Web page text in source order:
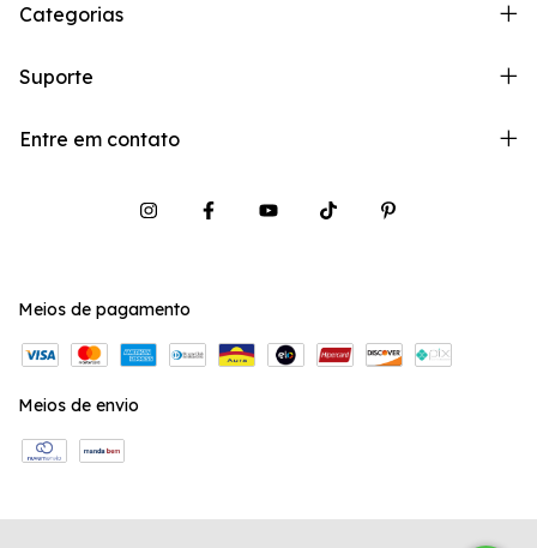
Categorias
Suporte
Entre em contato
Meios de pagamento
Meios de envio